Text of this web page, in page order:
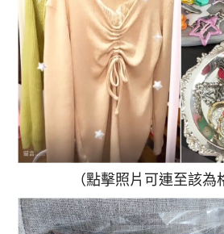
（點擊照片可連至該為